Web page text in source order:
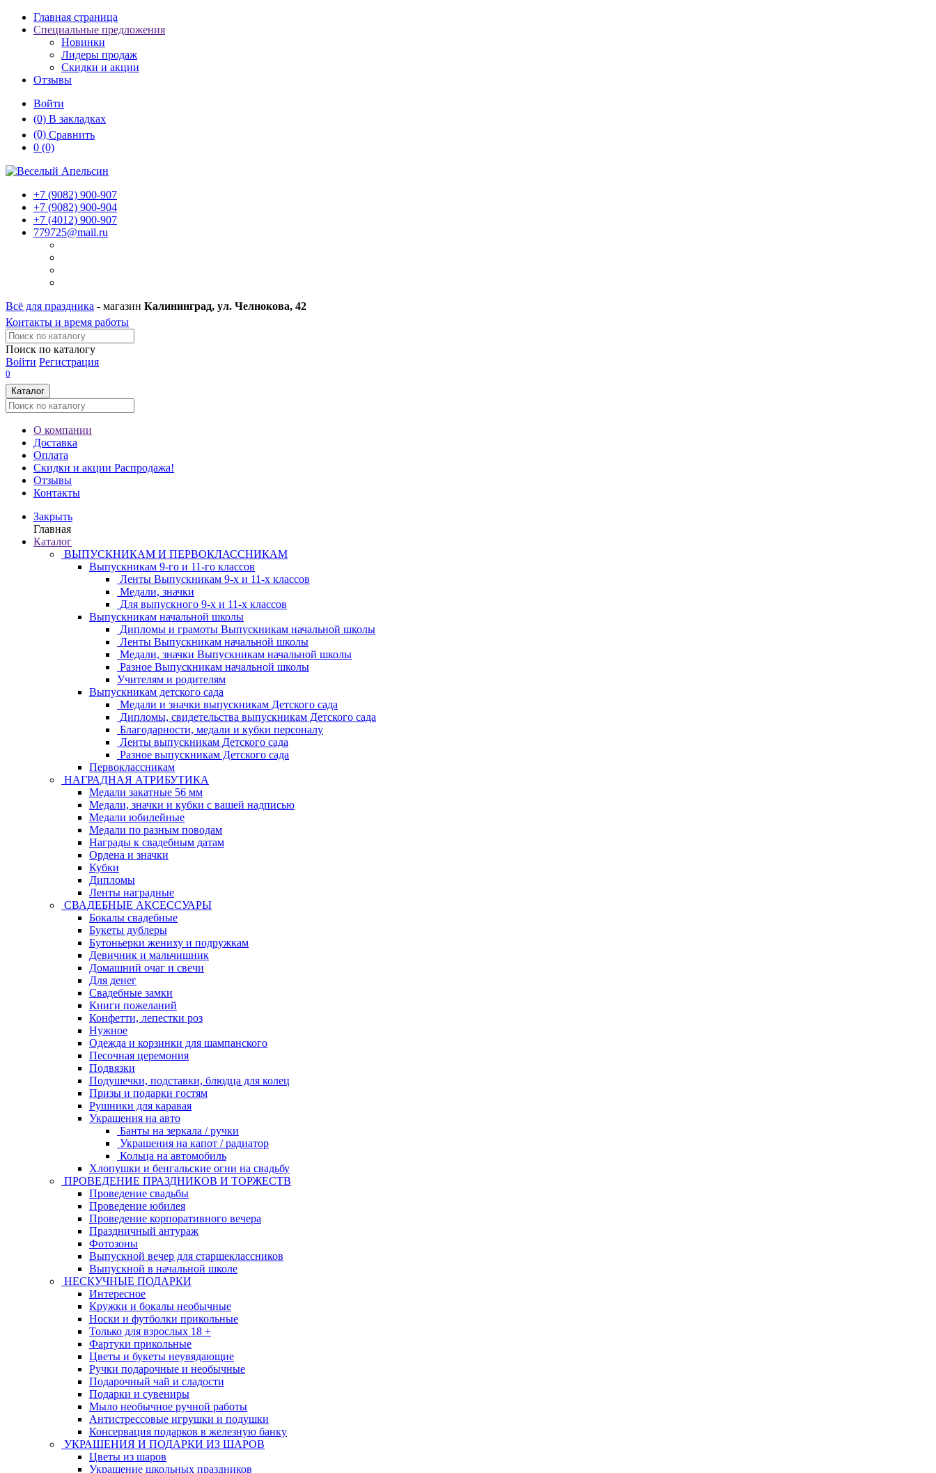
Главная страница
Специальные предложения
Новинки
Лидеры продаж
Скидки и акции
Отзывы
Войти
(0) В закладках
(0) Сравнить
0 (0)
+7 (9082) 900-907
+7 (9082) 900-904
+7 (4012) 900-907
779725@mail.ru
Всё для праздника - магазин Калининград, ул. Челнокова, 42
Контакты и время работы
Поиск по каталогу
Войти Регистрация
0
Каталог
О компании
Доставка
Оплата
Скидки и акции Распродажа!
Отзывы
Контакты
Закрыть
Главная
Каталог
ВЫПУСКНИКАМ И ПЕРВОКЛАССНИКАМ
Выпускникам 9-го и 11-го классов
Ленты Выпускникам 9-х и 11-х классов
Медали, значки
Для выпускного 9-х и 11-х классов
Выпускникам начальной школы
Дипломы и грамоты Выпускникам начальной школы
Ленты Выпускникам начальной школы
Медали, значки Выпускникам начальной школы
Разное Выпускникам начальной школы
Учителям и родителям
Выпускникам детского сада
Медали и значки выпускникам Детского сада
Дипломы, свидетельства выпускникам Детского сада
Благодарности, медали и кубки персоналу
Ленты выпускникам Детского сада
Разное выпускникам Детского сада
Первоклассникам
НАГРАДНАЯ АТРИБУТИКА
Медали закатные 56 мм
Медали, значки и кубки с вашей надписью
Медали юбилейные
Медали по разным поводам
Награды к свадебным датам
Ордена и значки
Кубки
Дипломы
Ленты наградные
СВАДЕБНЫЕ АКСЕССУАРЫ
Бокалы свадебные
Букеты дублеры
Бутоньерки жениху и подружкам
Девичник и мальчишник
Домашний очаг и свечи
Для денег
Свадебные замки
Книги пожеланий
Конфетти, лепестки роз
Нужное
Одежда и корзинки для шампанского
Песочная церемония
Подвязки
Подушечки, подставки, блюдца для колец
Призы и подарки гостям
Рушники для каравая
Украшения на авто
Банты на зеркала / ручки
Украшения на капот / радиатор
Кольца на автомобиль
Хлопушки и бенгальские огни на свадьбу
ПРОВЕДЕНИЕ ПРАЗДНИКОВ И ТОРЖЕСТВ
Проведение свадьбы
Проведение юбилея
Проведение корпоративного вечера
Праздничный антураж
Фотозоны
Выпускной вечер для старшеклассников
Выпускной в начальной школе
НЕСКУЧНЫЕ ПОДАРКИ
Интересное
Кружки и бокалы необычные
Носки и футболки прикольные
Только для взрослых 18 +
Фартуки прикольные
Цветы и букеты неувядающие
Ручки подарочные и необычные
Подарочный чай и сладости
Подарки и сувениры
Мыло необычное ручной работы
Антистрессовые игрушки и подушки
Консервация подарков в железную банку
УКРАШЕНИЯ И ПОДАРКИ ИЗ ШАРОВ
Цветы из шаров
Украшение школьных праздников